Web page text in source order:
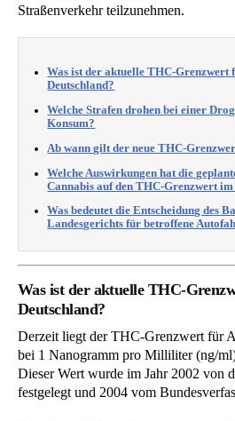
Straßenverkehr teilzunehmen.
Was ist der aktuelle THC-Grenzwert
Deutschland?
Welche Strafen drohen bei einer
Konsum?
Ab wann gilt der neue THC-
Welche Auswirkungen hat die
Cannabis auf den THC-Grenzwert
Was bedeutet die Entscheidung des
Landesgerichts für betroffene
Was ist der aktuelle THC-
Deutschland?
Derzeit liegt der THC-Grenzwert für
bei 1 Nanogramm pro Milliliter (ng/
Dieser Wert wurde im Jahr 2002 von
festgelegt und 2004 vom